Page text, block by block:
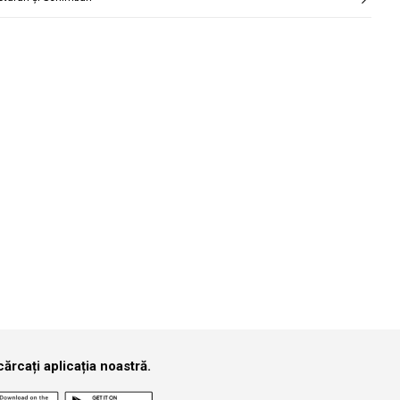
aplicația noastră.
de perioadă.
care îl cauți.